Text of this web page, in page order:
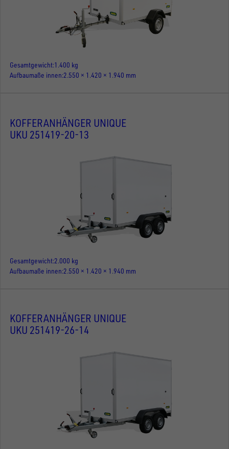
Gesamtgewicht 1.400 kg
Aufbaumaße innen 2.550 × 1.420 × 1.940 mm
KOFFERANHÄNGER UNIQUE
UKU 251419-20-13
Gesamtgewicht 2.000 kg
Aufbaumaße innen 2.550 × 1.420 × 1.940 mm
KOFFERANHÄNGER UNIQUE
UKU 251419-26-14